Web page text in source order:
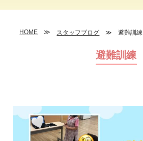
HOME スタッフブログ 避難訓練
避難訓練